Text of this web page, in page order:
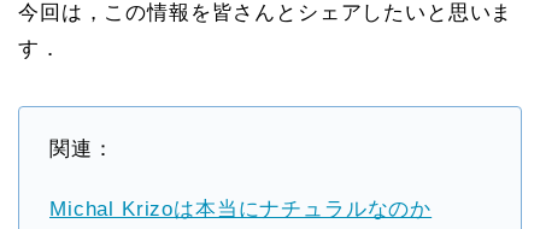
今回は，この情報を皆さんとシェアしたいと思いま
す．
関連：
Michal Krizoは本当にナチュラルなのか